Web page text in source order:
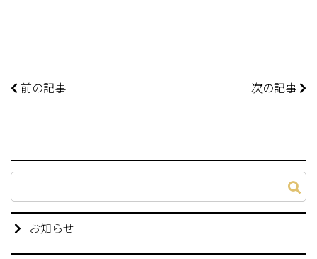
前の記事 次の記事
お知らせ